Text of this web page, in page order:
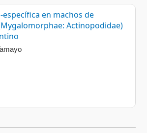
en machos de
Actinopodidae)